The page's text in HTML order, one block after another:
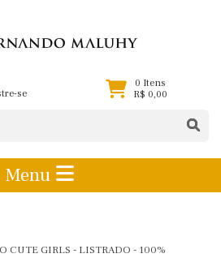
se
0 Itens
R$ 0,00
Menu
CUTE GIRLS - LISTRADO - 100%